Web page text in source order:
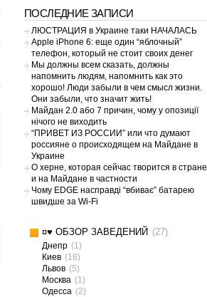
ПОСЛЕДНИЕ ЗАПИСИ
ЛЮСТРАЦИЯ в Украине таки НАЧАЛАСЬ
Apple iPhone 6: еще один “яблочный”
телефон, который не стоит своих денег
Мы должны всем сказать, должны
напомнить людям, напомнить как это
хорошо! Люди забыли в чем смысл жизни.
Они забыли, что значит жить!
Майдан 2.0 або 7 причин, чому у опозиції
нічого не виходить
“ПРИВЕТ ИЗ РОССИИ” или что думают
россияне о происходящем на Майдане в
Украине
О херне, которая сейчас творится в стране
и на Майдане в частности
Чому EDGE насправді “вбиває” батарею
швидше за Wi-Fi
¤♥ ОБЗОР ЗАВЕДЕНИЙ (27)
Днепр (1)
Киев (18)
Львов (5)
Москва (1)
Одесса (2)